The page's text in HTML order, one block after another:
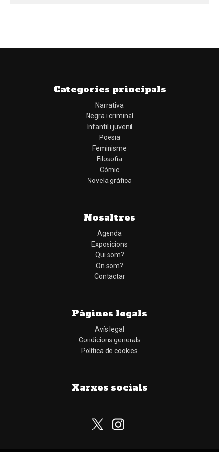
Categories principals
Narrativa
Negra i criminal
Infantil i juvenil
Poesia
Feminisme
Filosofia
Cómic
Novela gràfica
Nosaltres
Agenda
Exposicions
Qui som?
On som?
Contactar
Pàgines legals
Avís legal
Condicions generals
Política de cookies
Xarxes socials